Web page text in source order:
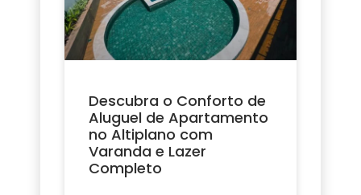
Descubra o Conforto de
Aluguel de Apartamento
no Altiplano com
Varanda e Lazer
Completo